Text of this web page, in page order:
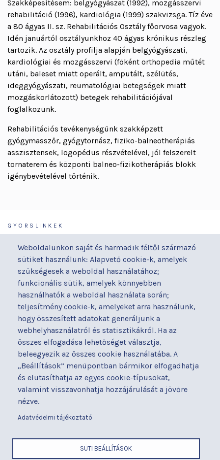
Weboldalunkon saját és harmadik féltől származó
sütiket használunk: Alapvető cookie-k, amelyek
szükségesek a weboldal használatához;
funkcionális sütik, amelyek könnyebben
használhatók a weboldal használata során;
teljesítmény cookie-k, amelyeket arra használunk,
hogy összesített adatokat generáljunk a
webhelyhasználatról és statisztikákról. Ha az
összes elfogadása lehetőséget választja,
beleegyezik az összes cookie használatába. A
„Beállítások” menüpontban bármikor elfogadhatja
és elutasíthatja az egyes cookie-típusokat,
valamint visszavonhatja hozzájárulását a jövőre
nézve.
Adatvédelmi tájékoztató
SÜTI BEÁLLÍTÁSOK
Szakképesítésem: belgyógyászat (1992), mozgásszervi
rehabilitáció (1996), kardiológia (1999) szakvizsga. Tíz éve
a 80 ágyas II. sz. Rehabilitációs Osztály főorvosa vagyok.
Idén januártól osztályunkhoz 40 ágyas krónikus részleg
tartozik. Az osztály profilja alapján belgyógyászati,
kardiológiai és mozgásszervi (főként orthopedia műtét
utáni, baleset miatt operált, amputált, szélütés,
ideggyógyászati, reumatológiai betegségek miatt
mozgáskorlátozott) betegek rehabilitációjával
foglalkozunk.
Rehabilitációs tevékenységünk szakképzett
gyógymasszőr, gyógytornász, fiziko-balneotherápiás
asszisztensek, logopédus részvételével, jól felszerelt
tornaterem és központi balneo-fizikotherápiás blokk
igénybevételével történik.
a Semmelweis Egyetem Általános Orvostudományi Kar Gyakorló
GYORSLINKEK
Orvosaink
Osztályaink
Kapcsolat
Akadálymentesítési
nyilatkozat
Alapítványaink
Betegjogi képviselő
Címek és telefonszámok
Diagnosztika
Események
Gyermekmegőrző
Házirend
Hírek
Parkolás
Térítéses ellátás
Videógaléria
Visszajelzések
Várólista
Közérdekű adatok